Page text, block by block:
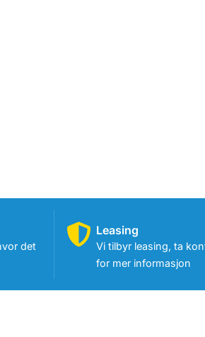
det
Leasing
Vi tilbyr leasing, ta
for mer informasjon